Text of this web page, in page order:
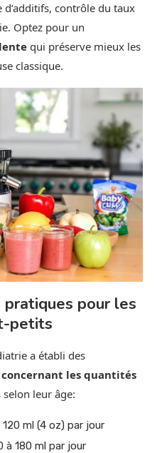
contrôle du taux
Optez pour un
qui préserve mieux les
classique.
pour les
petits
a établi des
les quantités
leur âge:
ml (4 oz) par jour
à 180 ml par jour